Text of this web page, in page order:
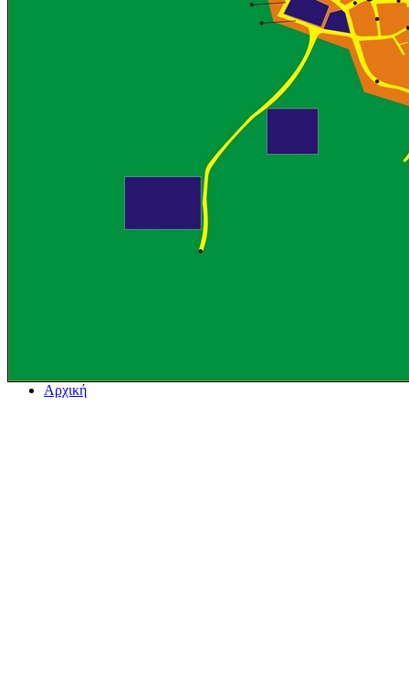
Αρχική